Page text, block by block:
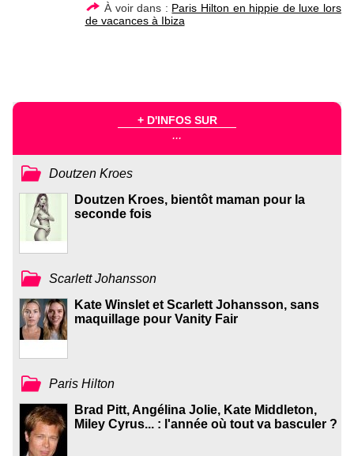
À voir dans : Paris Hilton en hippie de luxe lors
de vacances à Ibiza
+ D'INFOS SUR
...
Doutzen Kroes
Doutzen Kroes, bientôt maman pour la
seconde fois
Scarlett Johansson
Kate Winslet et Scarlett Johansson, sans
maquillage pour Vanity Fair
Paris Hilton
Brad Pitt, Angélina Jolie, Kate Middleton,
Miley Cyrus... : l'année où tout va basculer ?